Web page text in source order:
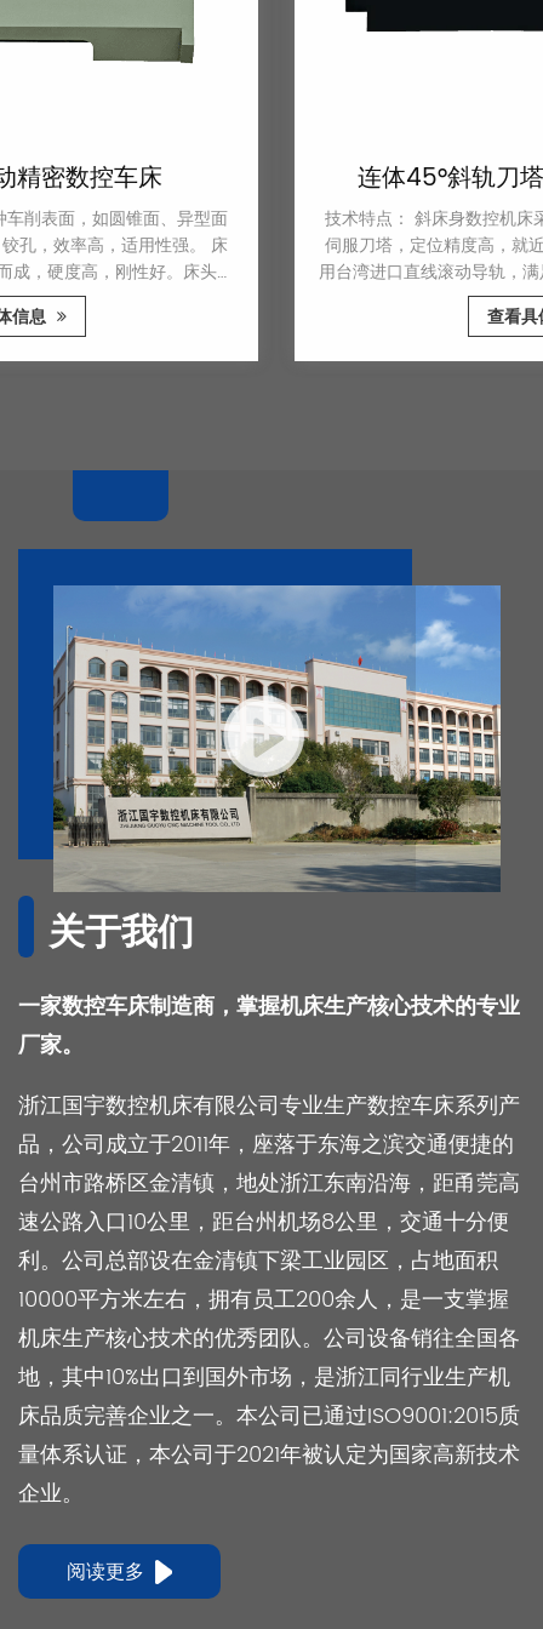
连体45°斜轨刀塔尾座精密数控车床
技术特点： 斜床身数控机床采用国产或进口高刚性卧式液压
伺服刀塔，定位精度高，就近换刀快，切削变形小。 传动采
用台湾进口直线滚动导轨，满足高速、高效的要求，减少摩擦
阻力和温升变形，提高加工精度，保证加工精度的长期稳定。
在数控车床的设计中，主轴箱的轴承采用高刚性的双列圆柱滚
关于我们
一家数控车床制造商，掌握机床生产核心技术的专业
厂家。
浙江国宇数控机床有限公司专业生产数控车床系列产
品，公司成立于2011年，座落于东海之滨交通便捷的
台州市路桥区金清镇，地处浙江东南沿海，距甬莞高
速公路入口10公里，距台州机场8公里，交通十分便
利。公司总部设在金清镇下梁工业园区，占地面积
10000平方米左右，拥有员工200余人，是一支掌握
机床生产核心技术的优秀团队。公司设备销往全国各
地，其中10%出口到国外市场，是浙江同行业生产机
床品质完善企业之一。本公司已通过ISO9001:2015质
量体系认证，本公司于2021年被认定为国家高新技术
企业。
阅读更多